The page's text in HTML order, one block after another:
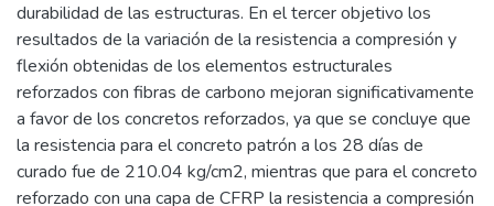
durabilidad de las estructuras. En el tercer objetivo los
resultados de la variación de la resistencia a compresión y
flexión obtenidas de los elementos estructurales
reforzados con fibras de carbono mejoran significativamente
a favor de los concretos reforzados, ya que se concluye que
la resistencia para el concreto patrón a los 28 días de
curado fue de 210.04 kg/cm2, mientras que para el concreto
reforzado con una capa de CFRP la resistencia a compresión